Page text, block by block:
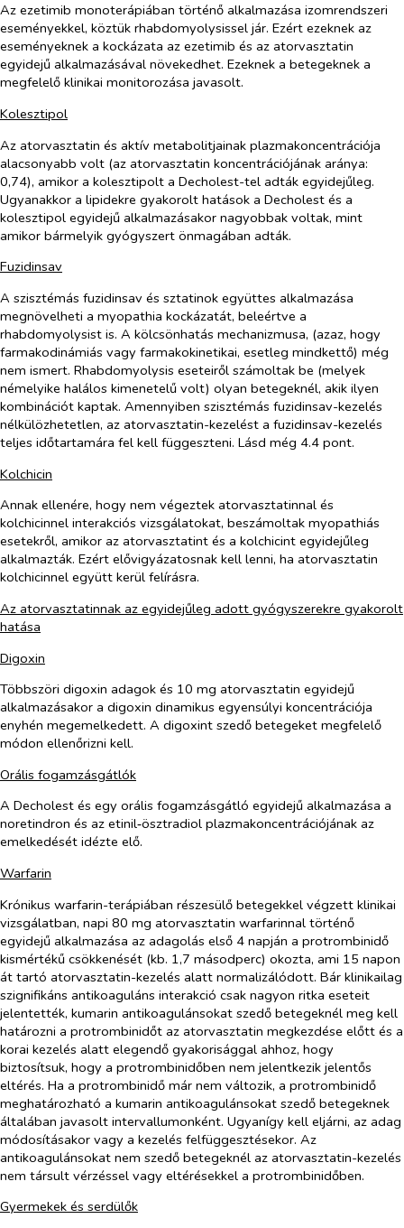
Az ezetimib monoterápiában történő alkalmazása izomrendszeri
eseményekkel, köztük rhabdomyolysissel jár. Ezért ezeknek az
eseményeknek a kockázata az ezetimib és az atorvasztatin
egyidejű alkalmazásával növekedhet. Ezeknek a betegeknek a
megfelelő klinikai monitorozása javasolt.
Kolesztipol
Az atorvasztatin és aktív metabolitjainak plazmakoncentrációja
alacsonyabb volt (az atorvasztatin koncentrációjának aránya:
0,74), amikor a kolesztipolt a Decholest-tel adták egyidejűleg.
Ugyanakkor a lipidekre gyakorolt hatások a Decholest és a
kolesztipol egyidejű alkalmazásakor nagyobbak voltak, mint
amikor bármelyik gyógyszert önmagában adták.
Fuzidinsav
A szisztémás fuzidinsav és sztatinok együttes alkalmazása
megnövelheti a myopathia kockázatát, beleértve a
rhabdomyolysist is. A kölcsönhatás mechanizmusa, (azaz, hogy
farmakodinámiás vagy farmakokinetikai, esetleg mindkettő) még
nem ismert. Rhabdomyolysis eseteiről számoltak be (melyek
némelyike halálos kimenetelű volt) olyan betegeknél, akik ilyen
kombinációt kaptak. Amennyiben szisztémás fuzidinsav-kezelés
nélkülözhetetlen, az atorvasztatin-kezelést a fuzidinsav-kezelés
teljes időtartamára fel kell függeszteni. Lásd még 4.4 pont.
Kolchicin
Annak ellenére, hogy nem végeztek atorvasztatinnal és
kolchicinnel interakciós vizsgálatokat, beszámoltak myopathiás
esetekről, amikor az atorvasztatint és a kolchicint egyidejűleg
alkalmazták. Ezért elővigyázatosnak kell lenni, ha atorvasztatin
kolchicinnel együtt kerül felírásra.
Az atorvasztatinnak az egyidejűleg adott gyógyszerekre gyakorolt
hatása
Digoxin
Többszöri digoxin adagok és 10 mg atorvasztatin egyidejű
alkalmazásakor a digoxin dinamikus egyensúlyi koncentrációja
enyhén megemelkedett. A digoxint szedő betegeket megfelelő
módon ellenőrizni kell.
Orális fogamzásgátlók
A Decholest és egy orális fogamzásgátló egyidejű alkalmazása a
noretindron és az etinil‑ösztradiol plazmakoncentrációjának az
emelkedését idézte elő.
Warfarin
Krónikus warfarin-terápiában részesülő betegekkel végzett klinikai
vizsgálatban, napi 80 mg atorvasztatin warfarinnal történő
egyidejű alkalmazása az adagolás első 4 napján a protrombinidő
kismértékű csökkenését (kb. 1,7 másodperc) okozta, ami 15 napon
át tartó atorvasztatin-kezelés alatt normalizálódott. Bár klinikailag
szignifikáns antikoaguláns interakció csak nagyon ritka eseteit
jelentették, kumarin antikoagulánsokat szedő betegeknél meg kell
határozni a protrombinidőt az atorvasztatin megkezdése előtt és a
korai kezelés alatt elegendő gyakorisággal ahhoz, hogy
biztosítsuk, hogy a protrombinidőben nem jelentkezik jelentős
eltérés. Ha a protrombinidő már nem változik, a protrombinidő
meghatározható a kumarin antikoagulánsokat szedő betegeknek
általában javasolt intervallumonként. Ugyanígy kell eljárni, az adag
módosításakor vagy a kezelés felfüggesztésekor. Az
antikoagulánsokat nem szedő betegeknél az atorvasztatin-kezelés
nem társult vérzéssel vagy eltérésekkel a protrombinidőben.
Gyermekek és serdülők